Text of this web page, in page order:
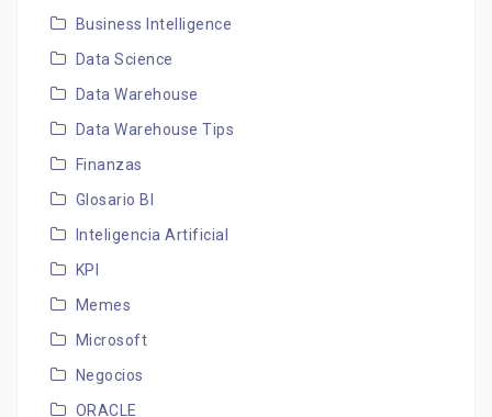
Business Intelligence
Data Science
Data Warehouse
Data Warehouse Tips
Finanzas
Glosario BI
Inteligencia Artificial
KPI
Memes
Microsoft
Negocios
ORACLE